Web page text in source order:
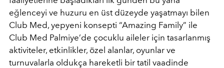
eğlenceyi ve huzuru en üst düzeyde yaşatmayı bilen
Club Med, yepyeni konsepti “Amazing Family” ile
Club Med Palmiye’de çocuklu aileler için tasarlanmış
aktiviteler, etkinlikler, özel alanlar, oyunlar ve
turnuvalarla oldukça hareketli bir tatil vaadinde